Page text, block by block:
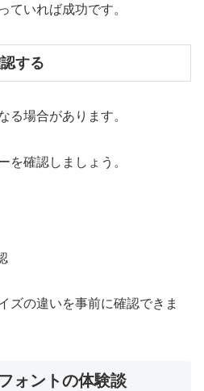
ていれば成功です。
する
る場合があります。
を確認しましょう。
ズの違いを事前に確認できま
ォントの体験談